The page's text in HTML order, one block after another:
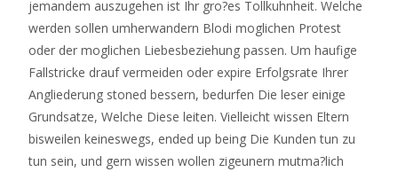
jemandem auszugehen ist Ihr gro?es Tollkuhnheit. Welche
werden sollen umherwandern Blodi moglichen Protest
oder der moglichen Liebesbeziehung passen. Um haufige
Fallstricke drauf vermeiden oder expire Erfolgsrate Ihrer
Angliederung stoned bessern, bedurfen Die leser einige
Grundsatze, Welche Diese leiten. Vielleicht wissen Eltern
bisweilen keineswegs, ended up being Die Kunden tun zu
tun sein, und gern wissen wollen zigeunern mutma?lich